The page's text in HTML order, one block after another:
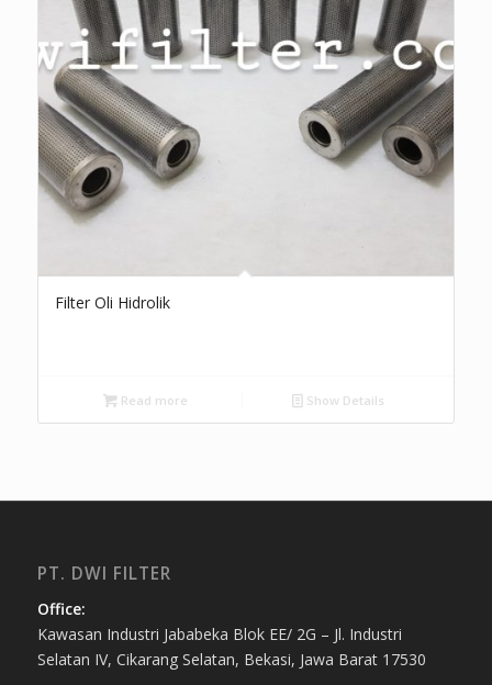
Filter Oli Hidrolik
Read more Show Details
PT. DWI FILTER
Office:
Kawasan Industri Jababeka Blok EE/ 2G – Jl. Industri
Selatan IV, Cikarang Selatan, Bekasi, Jawa Barat 17530